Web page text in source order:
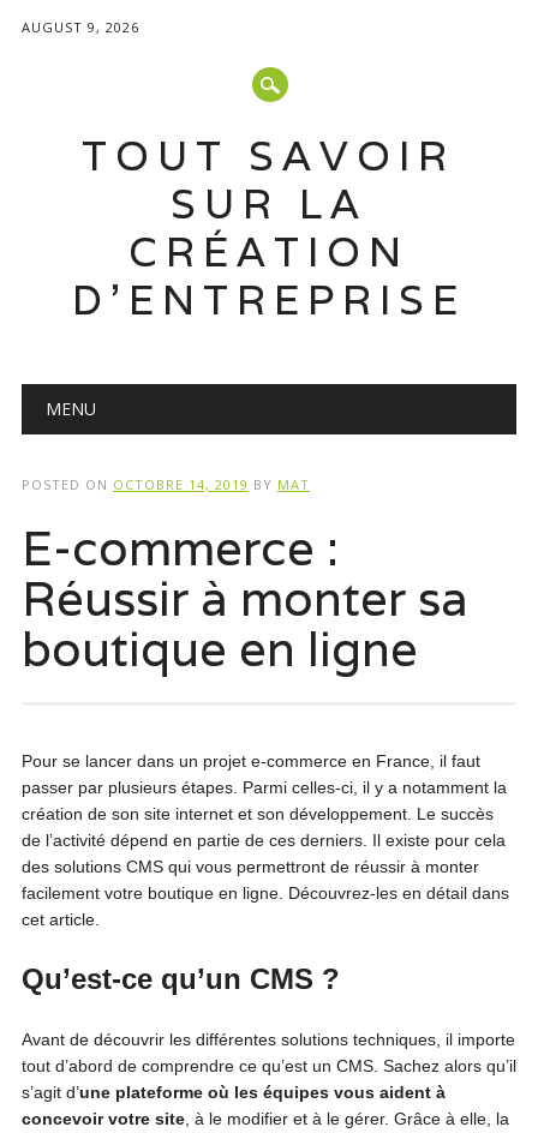
AUGUST 9, 2026
TOUT SAVOIR
SUR LA
CRÉATION
D'ENTREPRISE
Main menu
MENU
POSTED ON OCTOBRE 14, 2019 BY MAT
E-commerce :
Réussir à monter sa
boutique en ligne
Pour se lancer dans un projet e-commerce en France, il faut
passer par plusieurs étapes. Parmi celles-ci, il y a notamment la
création de son site internet et son développement. Le succès
de l’activité dépend en partie de ces derniers. Il existe pour cela
des solutions CMS qui vous permettront de réussir à monter
facilement votre boutique en ligne. Découvrez-les en détail dans
cet article.
Qu’est-ce qu’un CMS ?
Avant de découvrir les différentes solutions techniques, il importe
tout d’abord de comprendre ce qu’est un CMS. Sachez alors qu’il
s’agit d’une plateforme où les équipes vous aident à
concevoir votre site, à le modifier et à le gérer. Grâce à elle, la